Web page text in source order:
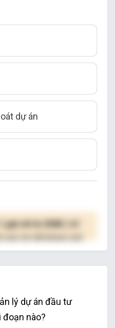
dự án
( giá chỉ từ 250K )
lý dự án đầu tư
nào?